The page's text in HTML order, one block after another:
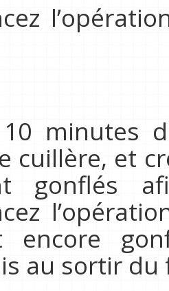
minutes
cuillère, et
gonflés
encore
au sortir du